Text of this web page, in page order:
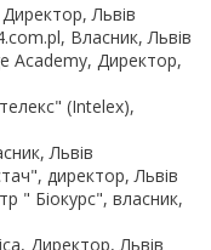
Львів
Власник, Львів
Academy, Директор,
(Intelex),
Львів
директор, Львів
" Біокурс", власник,
Директор, Львів